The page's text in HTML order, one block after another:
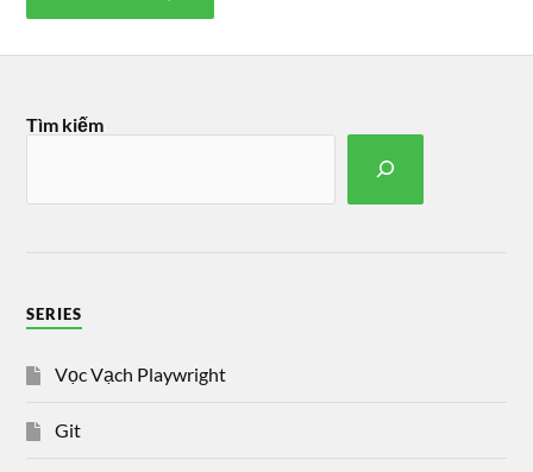
Tìm kiếm
SERIES
Vọc Vạch Playwright
Git